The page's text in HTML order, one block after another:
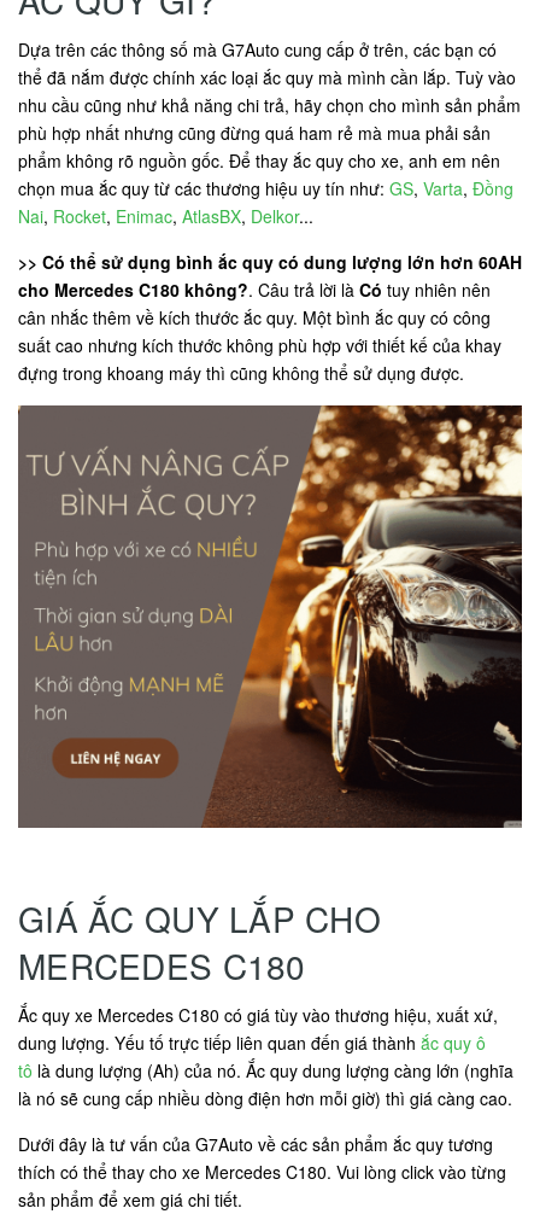
Dựa trên các thông số mà G7Auto cung cấp ở trên, các bạn có
thể đã nắm được chính xác loại ắc quy mà mình cần lắp. Tuỳ vào
nhu cầu cũng như khả năng chi trả, hãy chọn cho mình sản phẩm
phù hợp nhất nhưng cũng đừng quá ham rẻ mà mua phải sản
phẩm không rõ nguồn gốc. Để thay ắc quy cho xe, anh em nên
chọn mua ắc quy từ các thương hiệu uy tín như: GS, Varta, Đồng
Nai, Rocket, Enimac, AtlasBX, Delkor...
>> Có thể sử dụng bình ắc quy có dung lượng lớn hơn 60AH
cho Mercedes C180 không?. Câu trả lời là Có tuy nhiên nên
cân nhắc thêm về kích thước ắc quy. Một bình ắc quy có công
suất cao nhưng kích thước không phù hợp với thiết kế của khay
đựng trong khoang máy thì cũng không thể sử dụng được.
GIÁ ẮC QUY LẮP CHO
MERCEDES C180
Ắc quy xe Mercedes C180 có giá tùy vào thương hiệu, xuất xứ,
dung lượng. Yếu tố trực tiếp liên quan đến giá thành ắc quy ô
tô là dung lượng (Ah) của nó. Ắc quy dung lượng càng lớn (nghĩa
là nó sẽ cung cấp nhiều dòng điện hơn mỗi giờ) thì giá càng cao.
Dưới đây là tư vấn của G7Auto về các sản phẩm ắc quy tương
thích có thể thay cho xe Mercedes C180. Vui lòng click vào từng
sản phẩm để xem giá chi tiết.